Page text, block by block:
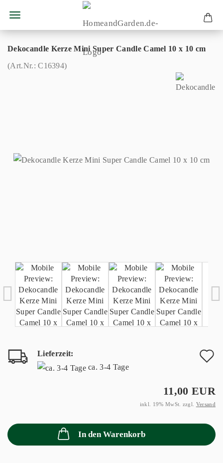
Dekocandle Kerze Mini Super Candle Camel 10 x 10 cm
(Art.Nr.:C16394)
Lieferzeit:
ca. 3-4 Tage
11,00 EUR
inkl. 19% MwSt. zzgl. Versand
In den Warenkorb